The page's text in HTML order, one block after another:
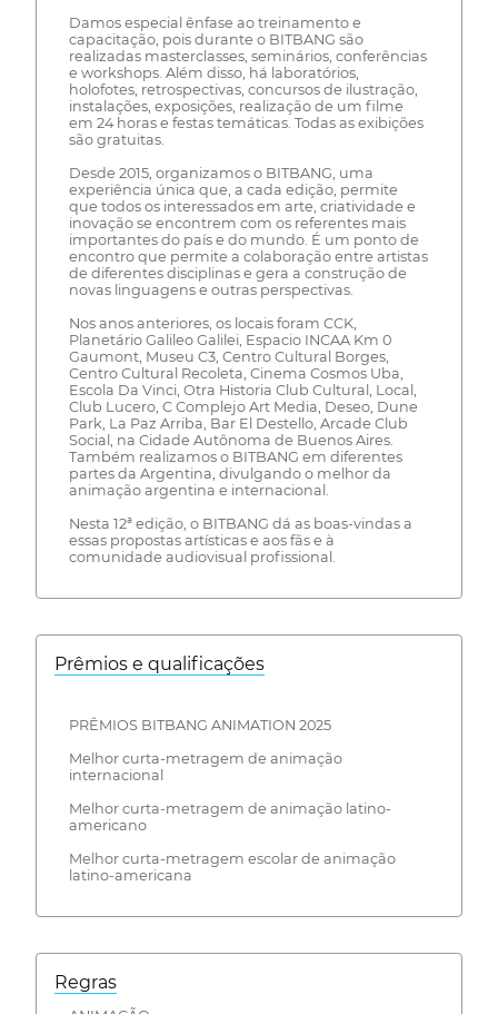
Damos especial ênfase ao treinamento e
capacitação, pois durante o BITBANG são
realizadas masterclasses, seminários, conferências
e workshops. Além disso, há laboratórios,
holofotes, retrospectivas, concursos de ilustração,
instalações, exposições, realização de um filme
em 24 horas e festas temáticas. Todas as exibições
são gratuitas.
Desde 2015, organizamos o BITBANG, uma
experiência única que, a cada edição, permite
que todos os interessados em arte, criatividade e
inovação se encontrem com os referentes mais
importantes do país e do mundo. É um ponto de
encontro que permite a colaboração entre artistas
de diferentes disciplinas e gera a construção de
novas linguagens e outras perspectivas.
Nos anos anteriores, os locais foram CCK,
Planetário Galileo Galilei, Espacio INCAA Km 0
Gaumont, Museu C3, Centro Cultural Borges,
Centro Cultural Recoleta, Cinema Cosmos Uba,
Escola Da Vinci, Otra Historia Club Cultural, Local,
Club Lucero, C Complejo Art Media, Deseo, Dune
Park, La Paz Arriba, Bar El Destello, Arcade Club
Social, na Cidade Autônoma de Buenos Aires.
Também realizamos o BITBANG em diferentes
partes da Argentina, divulgando o melhor da
animação argentina e internacional.
Nesta 12ª edição, o BITBANG dá as boas-vindas a
essas propostas artísticas e aos fãs e à
comunidade audiovisual profissional.
Prêmios e qualificações
PRÊMIOS BITBANG ANIMATION 2025
Melhor curta-metragem de animação
internacional
Melhor curta-metragem de animação latino-
americano
Melhor curta-metragem escolar de animação
latino-americana
Regras